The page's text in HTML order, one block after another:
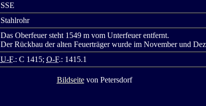
SSE
Stahlrohr
Das Oberfeuer steht 1549 m vom Unterfeuer entfernt.
Der Rückbau der alten Feuerträger wurde im November und
U-F.: C 1415; O-F.: 1415.1
Bildseitevon Petersdorf